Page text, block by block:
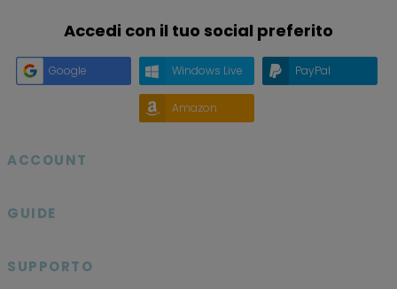
Accedi con il tuo social preferito
Google Windows Live PayPal
Amazon
ACCOUNT
GUIDE
SUPPORTO